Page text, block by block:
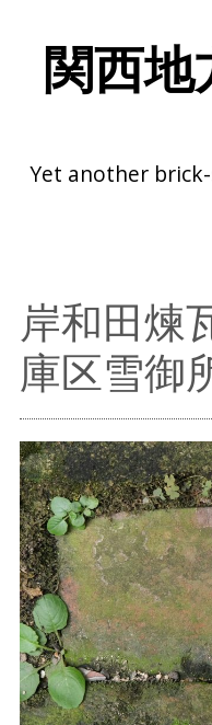
関西
Yet another brick-
岸和田煉
庫区雪御